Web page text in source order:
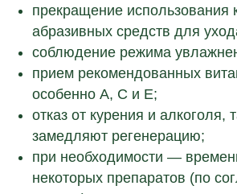
прекращение использования
абразивных средств для
соблюдение режима
прием рекомендованных
особенно A, C и E;
отказ от курения и алкоголя,
замедляют регенерацию;
при необходимости —
некоторых препаратов (по